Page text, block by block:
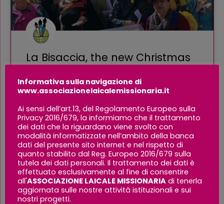
La Bisaccia, the new Christmas
2025 issue
LEGGI TUTTO »
11 Febbraio 2026
EVENTI
Informativa sulla navigazione di
www.associazionelaicalemissionaria.it
Ai sensi dell’art.13, del Regolamento Europeo sulla
Privacy 2016/679, la informiamo che il trattamento
dei dati che la riguardano viene svolto con
modalità informatizzate nell’ambito della banca
dati del presente sito internet e nel rispetto di
quanto stabilito dal Reg. Europeo 2016/679 sulla
tutela dei dati personali. Il trattamento dei dati è
effettuato esclusivamente al fine di consentire
all'ASSOCIAZIONE LAICALE MISSIONARIA di tenerla
aggiornata sulle nostre attività istituzionali e sui
nostri progetti.